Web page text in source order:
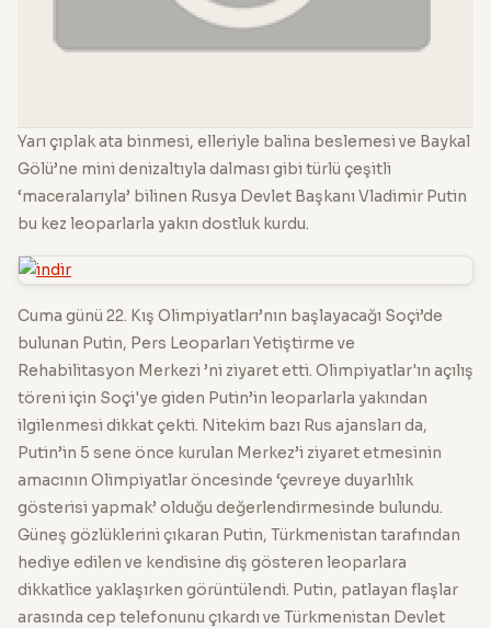
Yarı çıplak ata binmesi, elleriyle balina beslemesi ve Baykal
Gölü’ne mini denizaltıyla dalması gibi türlü çeşitli
‘maceralarıyla’ bilinen Rusya Devlet Başkanı Vladimir Putin
bu kez leoparlarla yakın dostluk kurdu.
Cuma günü 22. Kış Olimpiyatları’nın başlayacağı Soçi’de
bulunan Putin, Pers Leoparları Yetiştirme ve
Rehabilitasyon Merkezi ’ni ziyaret etti. Olimpiyatlar'ın açılış
töreni için Soçi'ye giden Putin’in leoparlarla yakından
ilgilenmesi dikkat çekti. Nitekim bazı Rus ajansları da,
Putin’in 5 sene önce kurulan Merkez’i ziyaret etmesinin
amacının Olimpiyatlar öncesinde ‘çevreye duyarlılık
gösterisi yapmak’ olduğu değerlendirmesinde bulundu.
Güneş gözlüklerini çıkaran Putin, Türkmenistan tarafından
hediye edilen ve kendisine diş gösteren leoparlara
dikkatlice yaklaşırken görüntülendi. Putin, patlayan flaşlar
arasında cep telefonunu çıkardı ve Türkmenistan Devlet